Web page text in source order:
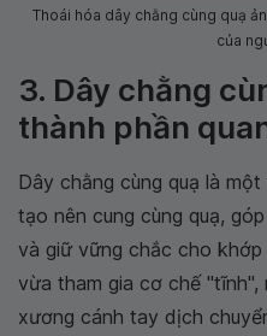
Thoái hóa dây chằng cùng quạ
của
3. Dây chằng
thành phần
Dây chằng cùng quạ là
tạo nên cung cùng quạ,
và giữ vững chắc cho khớp
vừa tham gia cơ chế "tĩnh",
xương cánh tay dịch